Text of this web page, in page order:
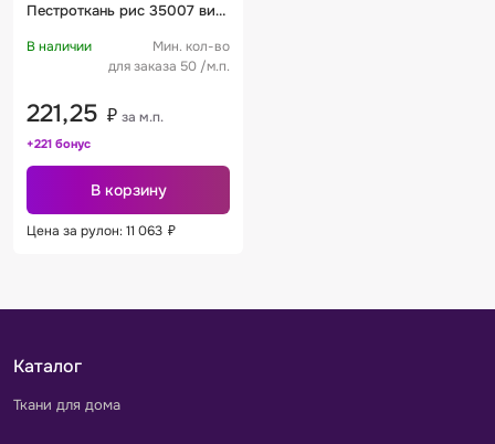
Пестроткань рис 35007 вид
В наличии
Мин. кол-во
для заказа 50 /м.п.
221,25 ₽ за м.п.
+221 бонус
В корзину
Цена за рулон: 11 063 ₽
Каталог
Ткани для дома